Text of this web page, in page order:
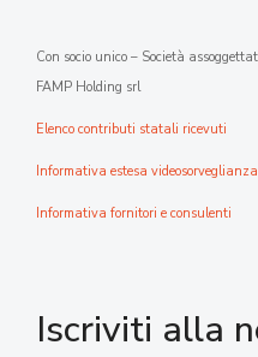
Con socio unico – Società
FAMP Holding srl
Elenco contributi statali ricevuti
Informativa estesa videosorveglianza
Informativa fornitori e consulenti
Iscriviti alla